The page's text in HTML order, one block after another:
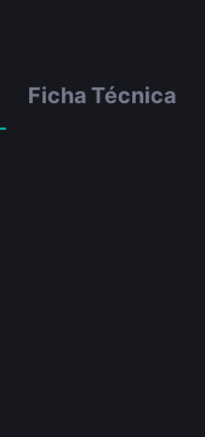
Ficha Técnica